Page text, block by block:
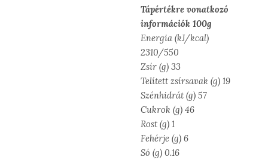
Tápértékre vonatkozó
információk 100g
Energia (kJ/kcal)
2310/550
Zsír (g) 33
Telített zsírsavak (g) 19
Szénhidrát (g) 57
Cukrok (g) 46
Rost (g) 1
Fehérje (g) 6
Só (g) 0.16